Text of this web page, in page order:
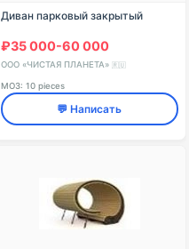
Диван парковый закрытый
₽35 000-60 000
ООО «ЧИСТАЯ ПЛАНЕТА» 🇷🇺
МОЗ: 10 pieces
💬 Написать